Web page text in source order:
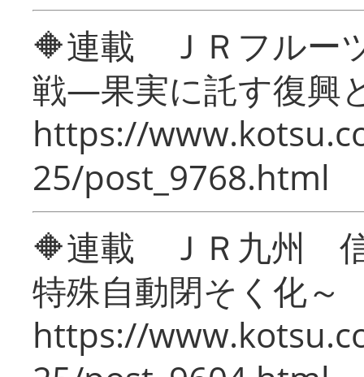
🔶連載 ＪＲフルー
戦―果実に託す復興
https://
25/post_9768.html
🔶連載 ＪＲ九州 信
特殊自動閉そく化～
https://